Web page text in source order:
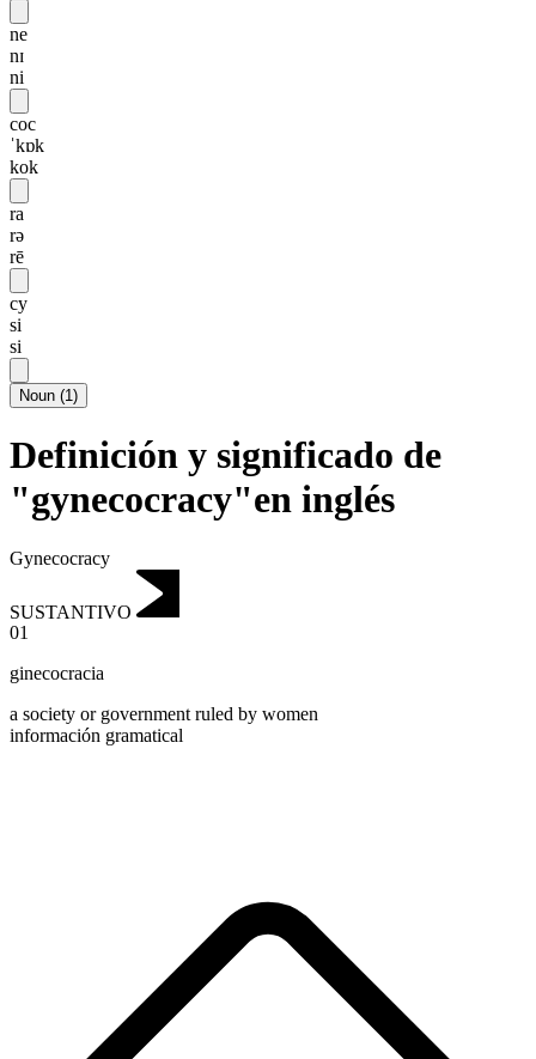
ne
nɪ
ni
coc
ˈkɒk
kok
ra
rə
rē
cy
si
si
Noun (1)
Definición y significado de
"gynecocracy"en inglés
Gynecocracy
SUSTANTIVO
01
ginecocracia
a society or government ruled by women
información gramatical